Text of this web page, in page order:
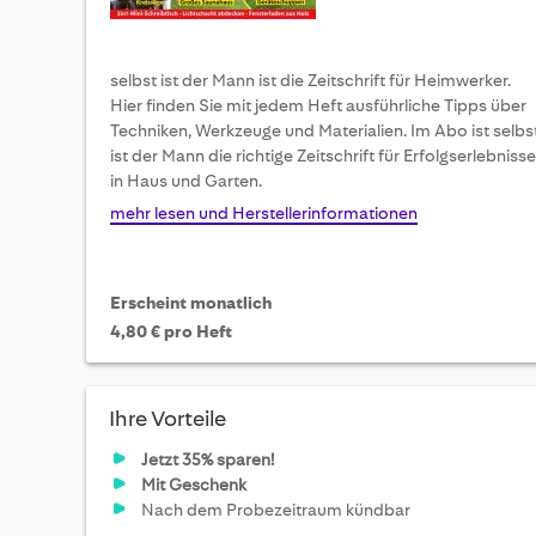
selbst ist der Mann ist die Zeitschrift für Heimwerker.
Hier finden Sie mit jedem Heft ausführliche Tipps über
Techniken, Werkzeuge und Materialien. Im Abo ist
ist der Mann die richtige Zeitschrift für Erfolgserlebnisse
in Haus und Garten.
mehr lesen und Herstellerinformationen
Erscheint monatlich
4,80 € pro Heft
Ihre Vorteile
Jetzt 35% sparen!
Mit Geschenk
Nach dem Probezeitraum kündbar